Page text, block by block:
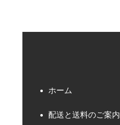
ホーム
配送と送料のご案内